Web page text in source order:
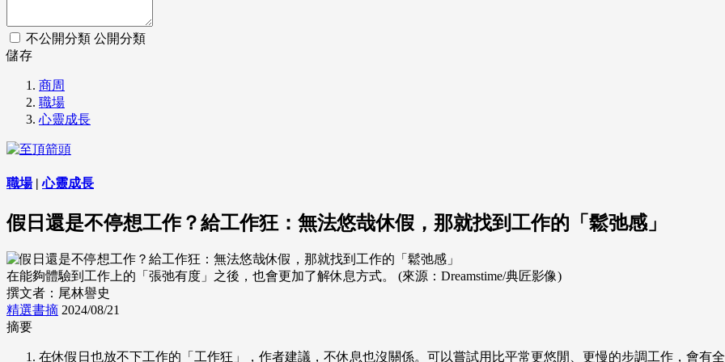
不公開分類 公開分類
儲存
商周
職場
心靈成長
職場|心靈成長
假日還是不停想工作？給工作狂：無法悠哉休假，那就找到工作的「鬆弛感」
在能夠體驗到工作上的「張弛有度」之後，也會更加了解休息方式。 (來源：Dreamstime/典匠影像)
撰文者：尾林譽史
精選書摘 2024/08/21
摘要
在休假日也放不下工作的「工作狂」，作者建議，不休息也沒關係。可以嘗試用比平常更悠閒、更慢的步調工作，會有全